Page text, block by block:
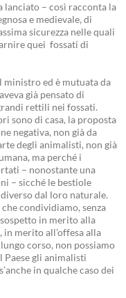
lanciato – così racconta la
e medievale, di
sicurezza nelle quali
quei fossati di
ministro ed è mutuata da
già pensato di
rettili nei fossati.
sono di casa, la proposta
negativa, non già da
degli animalisti, non già
ma perché i
– nonostante una
– sicché le bestiole
dal loro naturale.
condividiamo, senza
in merito alla
merito all’offesa alla
corso, non possiamo
Paese gli animalisti
in qualche caso dei